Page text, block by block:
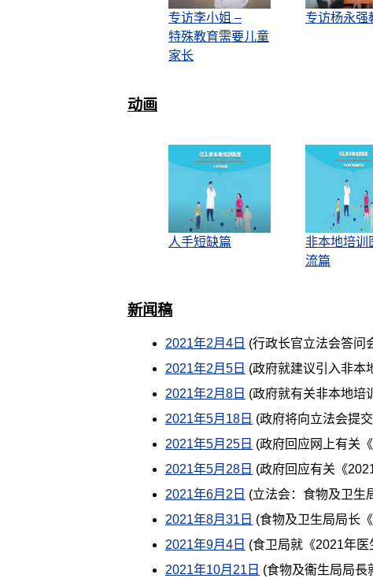
专访李小姐 –
特殊教育需要儿童
家长
专访杨永强
动画
人手短缺篇
非本地培训
流篇
新闻稿
2021年2月4日 (行政长官立法会答问
2021年2月5日 (政府就建议引入非本
2021年2月8日 (政府就有关非本地培
2021年5月18日 (政府将向立法会提
2021年5月25日 (政府回应网上有关
2021年5月28日 (政府回应有关《
2021年6月2日 (立法会：食物及卫生
2021年8月31日 (食物及卫生局局长
2021年9月4日 (食卫局就《2021年
2021年10月21日 (食物及衞生局局長